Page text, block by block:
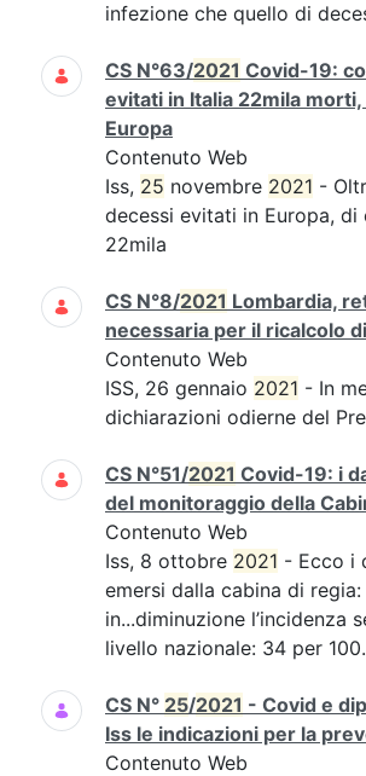
infezione che quello di
CS N°63/2021 Covid-19:
evitati in Italia 22mila
Europa
Contenuto Web
Iss, 25 novembre 2021 -
decessi evitati in Europa, di
22mila
CS N°8/2021 Lombardia,
necessaria per il ricalcolo
Contenuto Web
ISS, 26 gennaio 2021 - In
dichiarazioni odierne del
CS N°51/2021 Covid-19: i
del monitoraggio della
Contenuto Web
Iss, 8 ottobre 2021 - Ecco i
emersi dalla cabina di regia:
in...diminuzione l’incidenza
livello nazionale: 34 per
CS N° 25/2021 - Covid e
Iss le indicazioni per la
Contenuto Web